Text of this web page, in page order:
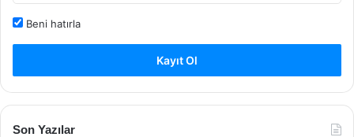
Beni hatırla
Kayıt Ol
Son Yazılar